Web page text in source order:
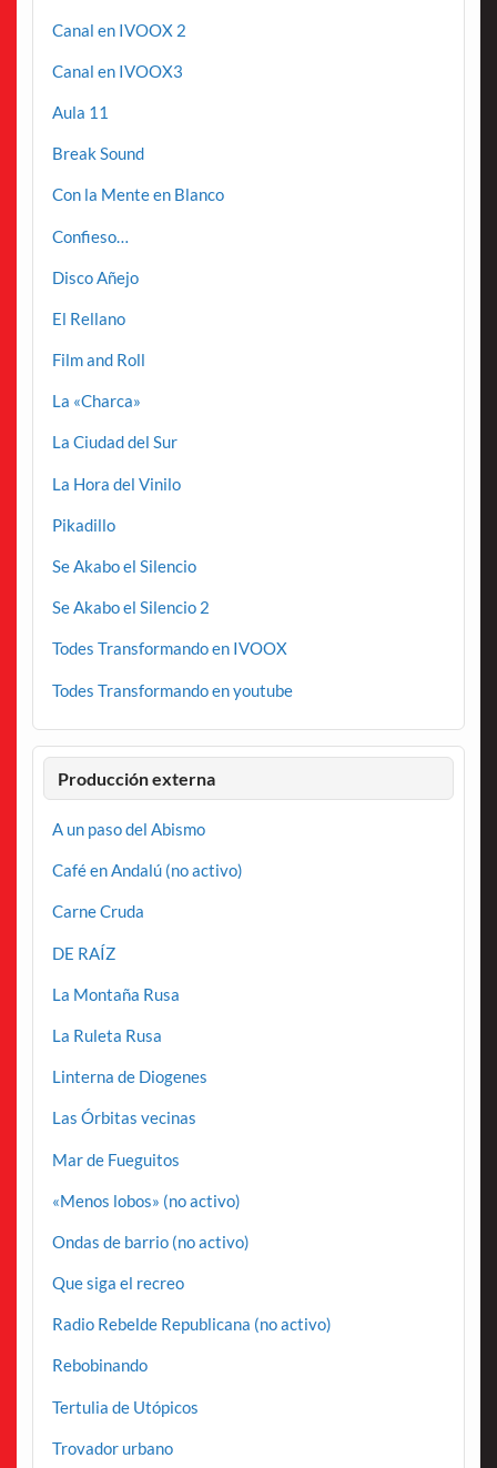
Canal en IVOOX 2
Canal en IVOOX3
Aula 11
Break Sound
Con la Mente en Blanco
Confieso…
Disco Añejo
El Rellano
Film and Roll
La «Charca»
La Ciudad del Sur
La Hora del Vinilo
Pikadillo
Se Akabo el Silencio
Se Akabo el Silencio 2
Todes Transformando en IVOOX
Todes Transformando en youtube
Producción externa
A un paso del Abismo
Café en Andalú (no activo)
Carne Cruda
DE RAÍZ
La Montaña Rusa
La Ruleta Rusa
Linterna de Diogenes
Las Órbitas vecinas
Mar de Fueguitos
«Menos lobos» (no activo)
Ondas de barrio (no activo)
Que siga el recreo
Radio Rebelde Republicana (no activo)
Rebobinando
Tertulia de Utópicos
Trovador urbano